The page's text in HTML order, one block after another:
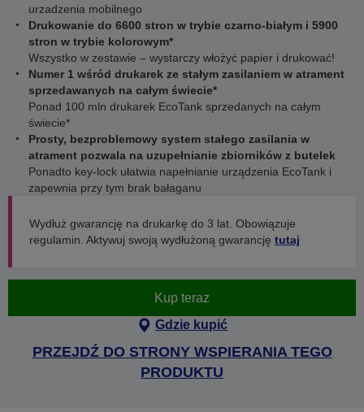
urzadzenia mobilnego
Drukowanie do 6600 stron w trybie czarno-białym i 5900
stron w trybie kolorowym*
Wszystko w zestawie – wystarczy włożyć papier i drukować!
Numer 1 wśród drukarek ze stałym zasilaniem w atrament
sprzedawanych na całym świecie*
Ponad 100 mln drukarek EcoTank sprzedanych na całym
świecie*
Prosty, bezproblemowy system stałego zasilania w
atrament pozwala na uzupełnianie zbiorników z butelek
Ponadto key-lock ułatwia napełnianie urządzenia EcoTank i
zapewnia przy tym brak bałaganu
Wydłuż gwarancję na drukarkę do 3 lat. Obowiązuje
regulamin. Aktywuj swoją wydłużoną gwarancję tutaj
Kup teraz
Gdzie kupić
PRZEJDŹ DO STRONY WSPIERANIA TEGO
PRODUKTU